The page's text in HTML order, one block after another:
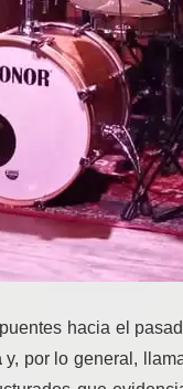
hacia el
y, por lo general,